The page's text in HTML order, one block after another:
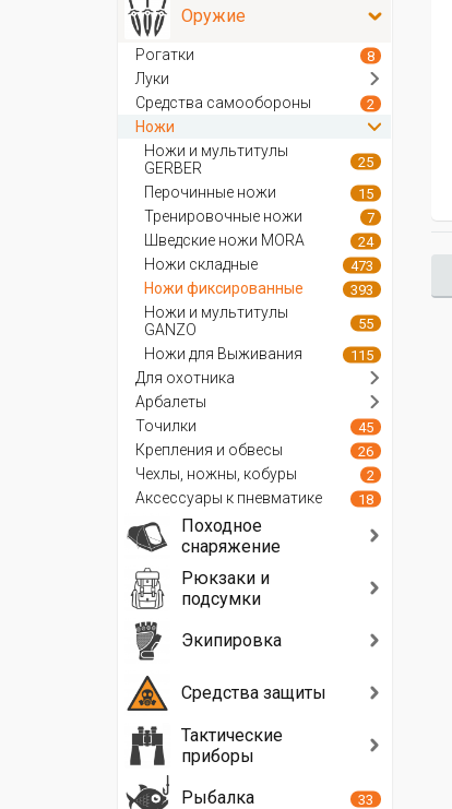
Оружие
Рогатки 8
Луки
Средства самообороны
2
Ножи
Ножи и мультитулы
GERBER
25
Перочинные ножи 15
Тренировочные ножи 7
Шведские ножи MORA 24
Ножи складные 473
Ножи фиксированные 393
Ножи и мультитулы
GANZO
55
Ножи для Выживания 115
Для охотника
Арбалеты
Точилки
45
Крепления и обвесы 26
Чехлы, ножны, кобуры 2
Аксессуары к пневматике 18
Походное
снаряжение
Рюкзаки и
подсумки
Экипировка
Средства защиты
Тактические
приборы
Рыбалка
33